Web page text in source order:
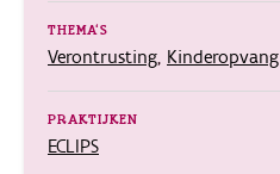
THEMA'S
Verontrusting, Kinderopvang
PRAKTIJKEN
ECLIPS